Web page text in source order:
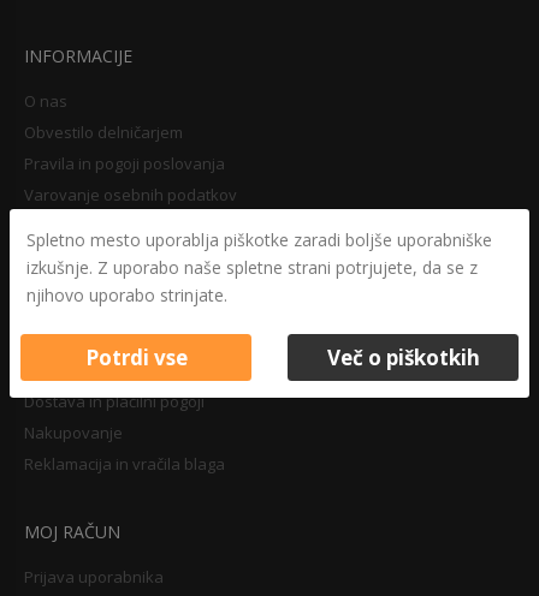
INFORMACIJE
O nas
Obvestilo delničarjem
Pravila in pogoji poslovanja
Varovanje osebnih podatkov
Pravilnik o zasebnosti
Pravno obvestilo
NAKUPOVANJE
Dostava in plačilni pogoji
Nakupovanje
Reklamacija in vračila blaga
MOJ RAČUN
Prijava uporabnika
Spletno mesto uporablja piškotke zaradi boljše uporabniške
izkušnje. Z uporabo naše spletne strani potrjujete, da se z
njihovo uporabo strinjate.
Potrdi vse Več o piškotkih